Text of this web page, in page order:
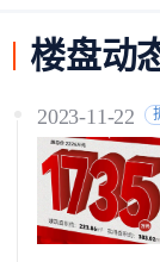
楼盘动
2023-11-22